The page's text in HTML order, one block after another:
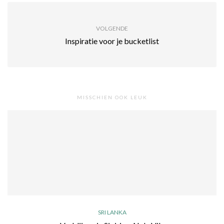
VOLGENDE
Inspiratie voor je bucketlist
MISSCHIEN OOK LEUK
SRI LANKA